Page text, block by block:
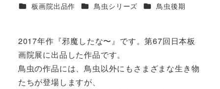
カテゴリー
板画院出品作 カテゴリー
鳥虫シリーズ カテゴリー
鳥虫後期
2017年作『邪魔したな〜』です。第67回日本板
画院展に出品した作品です。
鳥虫の作品には、鳥虫以外にもさまざまな生き物
たちが登場しますが、